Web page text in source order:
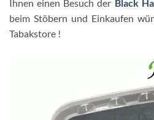
Ihnen einen Besuch der Black
beim Stöbern und Einkaufen
Tabakstore !